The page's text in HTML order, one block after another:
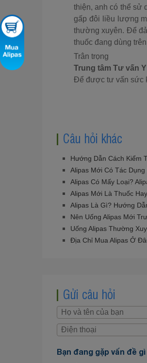
thiện, anh có thể sử
gấp đôi liều lượng
thường xuyên. Để
thuốc đang dùng
Trân trọng
Trung tâm Tư vấn
Để được tư vấn sức
Câu hỏi khác
Hướng Dẫn Cách Kiểm
Alipas Mới Có Tác Dụng
Alipas Có Mấy Loại?
Alipas Mới Là Thuốc
Alipas Là Gì? Hướng
Nên Uống Alipas Mới
Uống Alipas Thường
Địa Chỉ Mua Alipas Ở
Gửi câu hỏi
Bạn đang gặp vấn đề gì